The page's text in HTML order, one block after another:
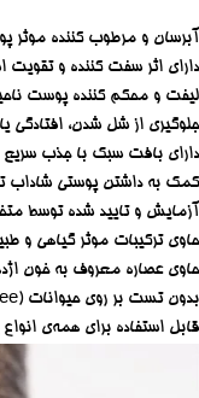
آبرسان و مرطوب کننده موثر
دارای اثر سفت کننده و
لیفت و محکم کننده پوست
جلوگیری از شل شدن، افتادگی
دارای بافت سبک با جذب
کمک به داشتن پوستی شاداب
آزمایش و تایید شده توسط
حاوی ترکیبات موثر گیاهی و
حاوی عصاره معروف به خون
بدون تست بر روی حیوانات (Cruelty Free)
قابل استفاده برای همه‌ی